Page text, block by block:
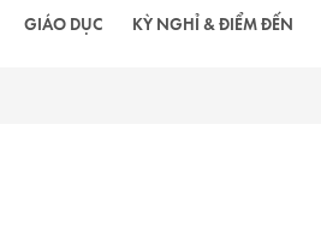
GIÁO DỤC KỲ NGHỈ & ĐIỂM ĐẾN